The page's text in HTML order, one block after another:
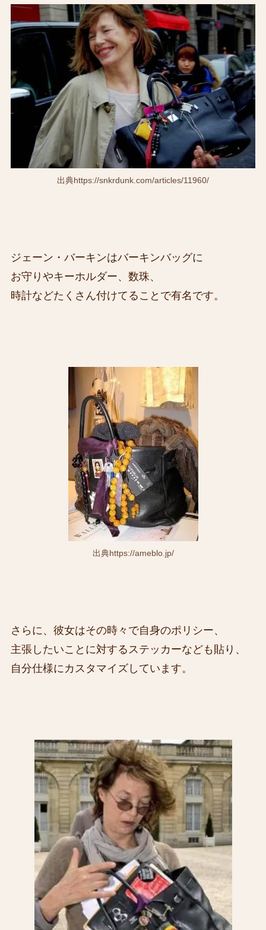
出典https://snkrdunk.com/articles/11960/
ジェーン・バーキンはバーキンバッグに
お守りやキーホルダー、数珠、
時計などたくさん付けてることで有名です。
出典https://ameblo.jp/
さらに、彼女はその時々で自身のポリシー、
主張したいことに対するステッカーなども貼り、
自分仕様にカスタマイズしています。